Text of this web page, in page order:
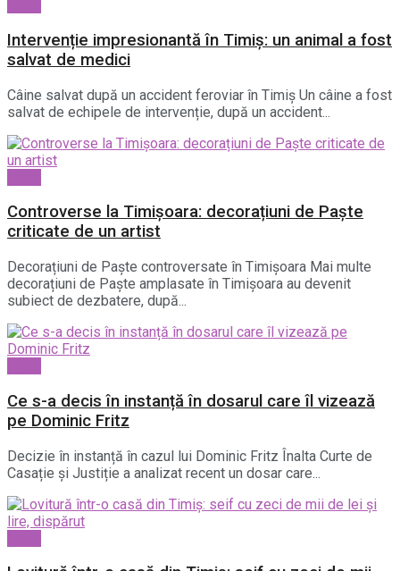
Intervenție impresionantă în Timiș: un animal a fost
salvat de medici
Câine salvat după un accident feroviar în Timiș Un câine a fost
salvat de echipele de intervenție, după un accident...
Controverse la Timișoara: decorațiuni de Paște
criticate de un artist
Decorațiuni de Paște controversate în Timișoara Mai multe
decorațiuni de Paște amplasate în Timișoara au devenit
subiect de dezbatere, după...
Ce s-a decis în instanță în dosarul care îl vizează
pe Dominic Fritz
Decizie în instanță în cazul lui Dominic Fritz Înalta Curte de
Casație și Justiție a analizat recent un dosar care...